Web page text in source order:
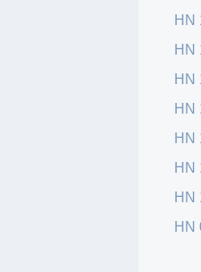
HN
HN
HN
HN
HN
HN
HN
HN